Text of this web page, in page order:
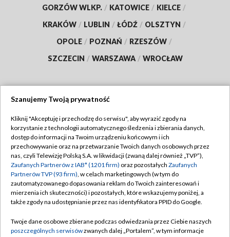
GORZÓW WLKP. / KATOWICE / KIELCE /
KRAKÓW / LUBLIN / ŁÓDŹ / OLSZTYN /
OPOLE / POZNAŃ / RZESZÓW /
SZCZECIN / WARSZAWA / WROCŁAW
TVP
Abonament TVP
Emisja w TVP
Centrum informacji TVP
Naziemna Telewizja Cyfrowa
Rada Programowa
Regulamin TVP
Polityka prywatności
Moje zgody
Pomoc
Kontakt
Szanujemy Twoją prywatność
Kliknij "Akceptuję i przechodzę do serwisu", aby wyrazić zgody na
korzystanie z technologii automatycznego śledzenia i zbierania danych,
dostęp do informacji na Twoim urządzeniu końcowym i ich
przechowywanie oraz na przetwarzanie Twoich danych osobowych przez
nas, czyli Telewizję Polską S.A. w likwidacji (zwaną dalej również „TVP”),
Zaufanych Partnerów z IAB* (1201 firm) oraz pozostałych Zaufanych
Partnerów TVP (93 firm), w celach marketingowych (w tym do
zautomatyzowanego dopasowania reklam do Twoich zainteresowań i
mierzenia ich skuteczności) i pozostałych, które wskazujemy poniżej, a
także zgody na udostępnianie przez nas identyfikatora PPID do Google.
Twoje dane osobowe zbierane podczas odwiedzania przez Ciebie naszych
poszczególnych serwisówzwanych dalej „Portalem”, w tym informacje